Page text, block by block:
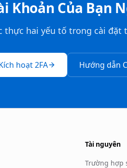
Khoản Của Bạn
thực hai yếu tố trong cài đặt
hoạt 2FA Hướng dẫn
Tài nguyên
Trường hợp